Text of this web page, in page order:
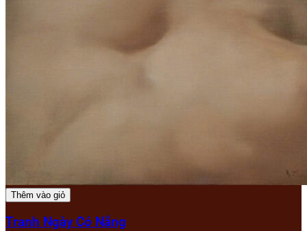
Thêm vào giỏ
Tranh Ngày Có Nắng